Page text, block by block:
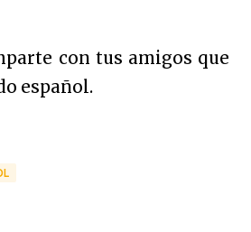
con tus amigos que
español.